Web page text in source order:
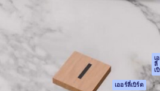
เครื่องกำเนิดเสียง AI
MCP สำหรับ
Claude/ChatGPT
เ
ลี่
เ
Agents เออร์ลี่เบิร์ด